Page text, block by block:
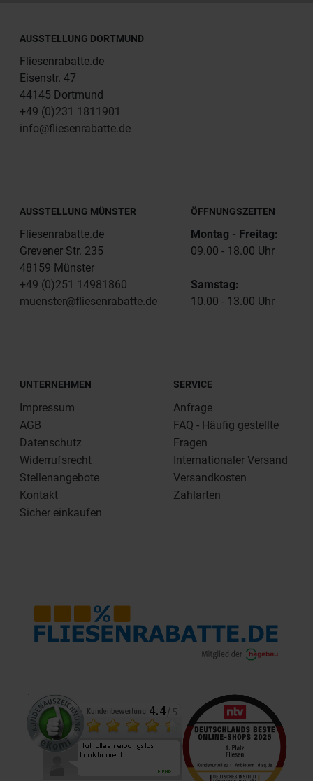
AUSSTELLUNG DORTMUND
Fliesenrabatte.de
Eisenstr. 47
44145 Dortmund
+49 (0)231 1811901
info@fliesenrabatte.de
AUSSTELLUNG MÜNSTER
Fliesenrabatte.de
Grevener Str. 235
48159 Münster
+49 (0)251 14981860
muenster@fliesenrabatte.de
ÖFFNUNGSZEITEN
Montag - Freitag:
09.00 - 18.00 Uhr
Samstag:
10.00 - 13.00 Uhr
UNTERNEHMEN
Impressum
AGB
Datenschutz
Widerrufsrecht
Stellenangebote
Kontakt
Sicher einkaufen
SERVICE
Anfrage
FAQ - Häufig gestellte
Fragen
Internationaler Versand
Versandkosten
Zahlarten